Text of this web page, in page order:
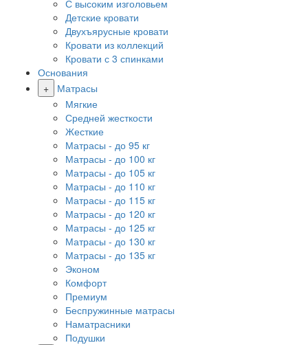
С высоким изголовьем
Детские кровати
Двухъярусные кровати
Кровати из коллекций
Кровати с 3 спинками
Основания
+
Матрасы
Мягкие
Средней жесткости
Жесткие
Матрасы - до 95 кг
Матрасы - до 100 кг
Матрасы - до 105 кг
Матрасы - до 110 кг
Матрасы - до 115 кг
Матрасы - до 120 кг
Матрасы - до 125 кг
Матрасы - до 130 кг
Матрасы - до 135 кг
Эконом
Комфорт
Премиум
Беспружинные матрасы
Наматрасники
Подушки